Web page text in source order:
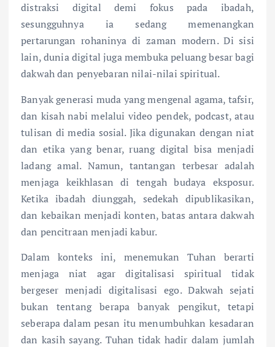
distraksi digital demi fokus pada ibadah,
sesungguhnya ia sedang memenangkan
pertarungan rohaninya di zaman modern. Di sisi
lain, dunia digital juga membuka peluang besar bagi
dakwah dan penyebaran nilai-nilai spiritual.
Banyak generasi muda yang mengenal agama, tafsir,
dan kisah nabi melalui video pendek, podcast, atau
tulisan di media sosial. Jika digunakan dengan niat
dan etika yang benar, ruang digital bisa menjadi
ladang amal. Namun, tantangan terbesar adalah
menjaga keikhlasan di tengah budaya eksposur.
Ketika ibadah diunggah, sedekah dipublikasikan,
dan kebaikan menjadi konten, batas antara dakwah
dan pencitraan menjadi kabur.
Dalam konteks ini, menemukan Tuhan berarti
menjaga niat agar digitalisasi spiritual tidak
bergeser menjadi digitalisasi ego. Dakwah sejati
bukan tentang berapa banyak pengikut, tetapi
seberapa dalam pesan itu menumbuhkan kesadaran
dan kasih sayang. Tuhan tidak hadir dalam jumlah